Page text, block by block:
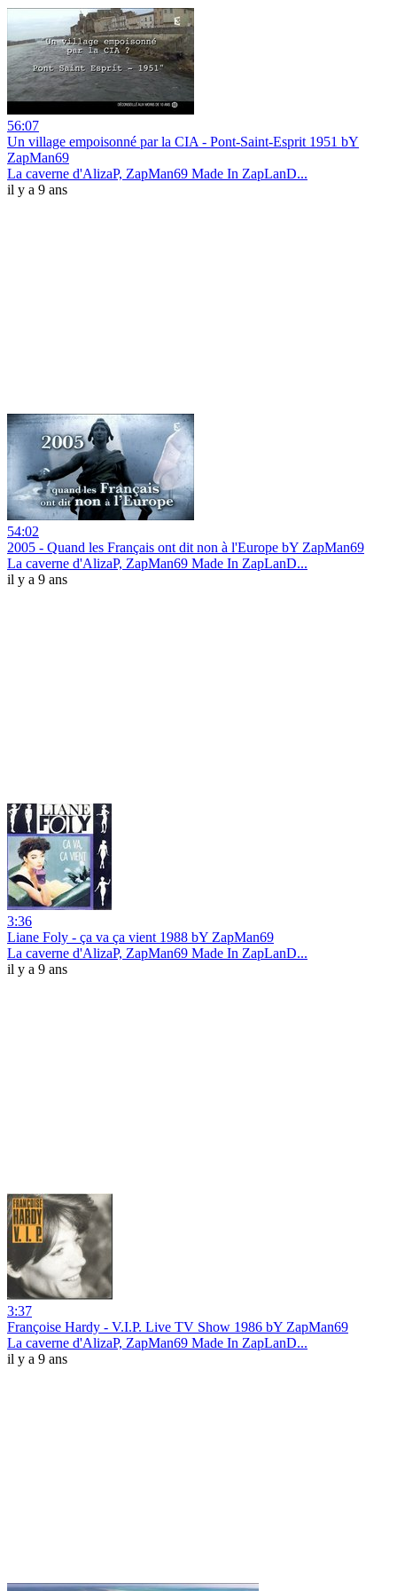
56:07
Un village empoisonné par la CIA - Pont-Saint-Esprit 1951 bY
ZapMan69
La caverne d'AlizaP, ZapMan69 Made In ZapLanD...
il y a 9 ans
54:02
2005 - Quand les Français ont dit non à l'Europe bY ZapMan69
La caverne d'AlizaP, ZapMan69 Made In ZapLanD...
il y a 9 ans
3:36
Liane Foly - ça va ça vient 1988 bY ZapMan69
La caverne d'AlizaP, ZapMan69 Made In ZapLanD...
il y a 9 ans
3:37
Françoise Hardy - V.I.P. Live TV Show 1986 bY ZapMan69
La caverne d'AlizaP, ZapMan69 Made In ZapLanD...
il y a 9 ans